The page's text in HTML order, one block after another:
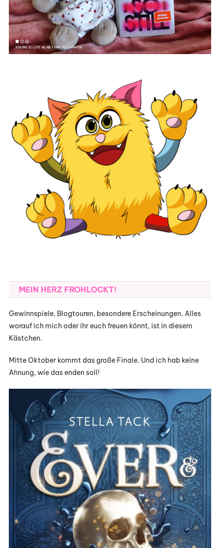
MEIN HERZ FROHLOCKT!
Gewinnspiele, Blogtouren, besondere Erscheinungen. Alles
worauf ich mich oder ihr euch freuen könnt, ist in diesem
Kästchen.
Mitte Oktober kommt das große Finale. Und ich hab keine
Ahnung, wie das enden soll!